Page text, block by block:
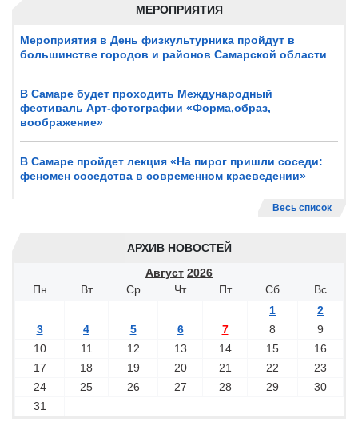
МЕРОПРИЯТИЯ
Мероприятия в День физкультурника пройдут в
большинстве городов и районов Самарской области
В Самаре будет проходить Международный
фестиваль Арт-фотографии «Форма,образ,
воображение»
В Самаре пройдет лекция «На пирог пришли соседи:
феномен соседства в современном краеведении»
Весь список
АРХИВ НОВОСТЕЙ
Август 2026
Пн
Вт Ср Чт Пт Сб
Вс
1
2
3
4 5 6 7 8
9
10
11 12 13 14 15
16
17
18 19 20 21 22
23
24
25 26 27 28 29
30
31